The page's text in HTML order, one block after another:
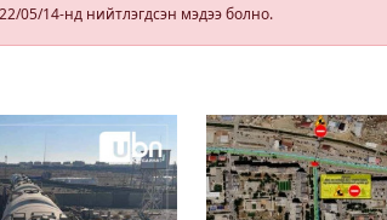
05/14-нд нийтлэгдсэн мэдээ болно.